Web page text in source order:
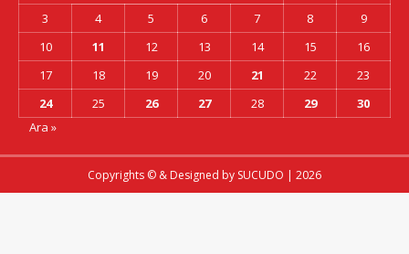
3
4 5 6 7 8
9
10
11 12 13 14 15
16
17
18 19 20 21 22
23
24
25 26 27 28 29
30
Ara »
Copyrights © & Designed by SUCUDO | 2026